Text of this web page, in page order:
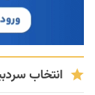
انتخاب